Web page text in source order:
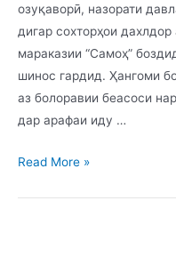
озуқаворӣ, назорати
дигар сохторҳои
мараказии “Самоҳ”
шинос гардид. Ҳангоми
аз болоравии беасоси
дар арафаи иду …
Read More »